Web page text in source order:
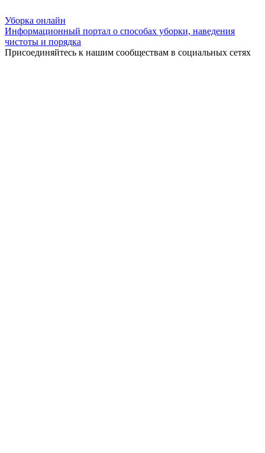
Уборка онлайн
Информационный портал о способах уборки, наведения
чистоты и порядка
Присоединяйтесь к нашим сообществам в социальных сетях